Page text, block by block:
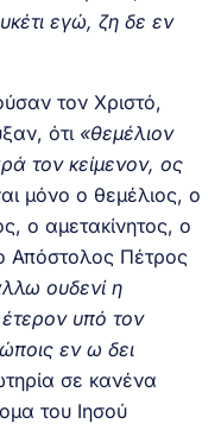
εγώ, ζη δε εν
τον Χριστό,
ότι «θεμέλιον
τον κείμενον, ος
μόνο ο θεμέλιος, ο
ο αμετακίνητος, ο
Απόστολος Πέτρος
ουδενί η
υπό τον
εν ω δει
σε κανένα
του Ιησού